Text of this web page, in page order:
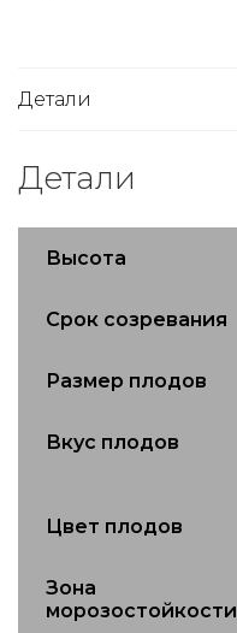
Детали
Детали
Высота
Срок созревания
Размер плодов
Вкус плодов
Цвет плодов
Зона
морозостойкости